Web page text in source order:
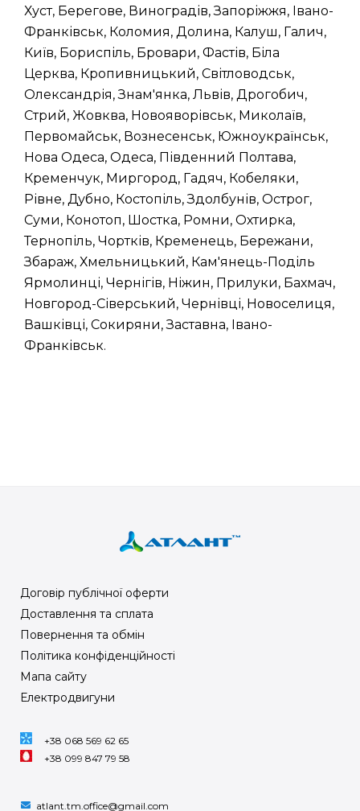
Хуст, Берегове, Виноградів, Запоріжжя, Івано-
Франківськ, Коломия, Долина, Калуш, Галич,
Київ, Бориспіль, Бровари, Фастів, Біла
Церква, Кропивницький, Світловодськ,
Олександрія, Знам'янка, Львів, Дрогобич,
Стрий, Жовква, Новояворівськ, Миколаїв,
Первомайськ, Вознесенськ, Южноукраїнськ,
Нова Одеса, Одеса, Південний Полтава,
Кременчук, Миргород, Гадяч, Кобеляки,
Рівне, Дубно, Костопіль, Здолбунів, Острог,
Суми, Конотоп, Шостка, Ромни, Охтирка,
Тернопіль, Чортків, Кременець, Бережани,
Збараж, Хмельницький, Кам'янець-Поділь
Ярмолинці, Чернігів, Ніжин, Прилуки, Бахмач,
Новгород-Сіверський, Чернівці, Новоселиця,
Вашківці, Сокиряни, Заставна, Івано-
Франківськ.
Договір публічної оферти
Доставлення та сплата
Повернення та обмін
Політика конфіденційності
Мапа сайту
Електродвигуни
+38 068 569 62 65
+38 099 847 79 58
atlant.tm.office@gmail.com